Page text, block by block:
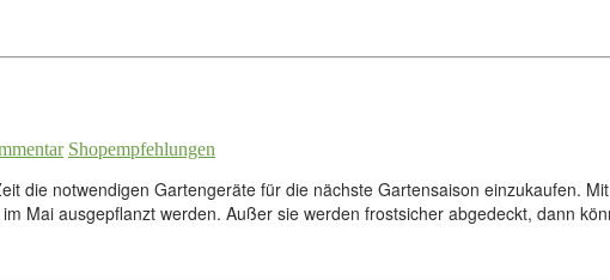
Shopempfehlungen
die notwendigen Gartengeräte für die nächste Gartensaison einzukaufen.
Mai ausgepflanzt werden. Außer sie werden frostsicher abgedeckt, dann